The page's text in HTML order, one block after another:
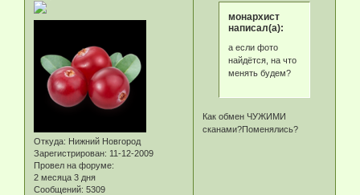
Откуда: Нижний Новгород
Зарегистрирован: 11-12-2009
Провел на форуме:
2 месяца 3 дня
Сообщений: 5309
монархист
написал(а):
а если фото
найдётся, на что
менять будем?
Как обмен ЧУЖИМИ
сканами?Поменялись?